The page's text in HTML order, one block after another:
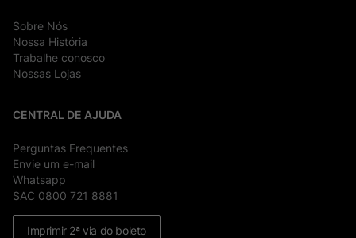
Sobre Nós
Nossa História
Trabalhe conosco
Nossas Lojas
CENTRAL DE AJUDA
Perguntas Frequentes
Envie um e-mail
Whatsapp
SAC 0800 721 8881
Imprimir 2ª via do boleto